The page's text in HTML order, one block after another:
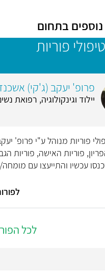
נוספים בתחום
טיפולי פוריות
פרופ' יעקב (ג'קי)
יילוד וגינקולוגיה, רפואת
פוריות מנוהל ע"י פרופ'
פוריות האישה, פוריות
עכשיו והתייעצו עם
לכל